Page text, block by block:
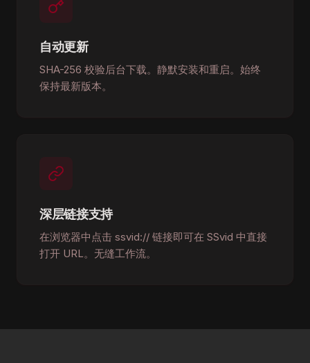
自动更新
SHA-256 校验后台下载。静默安装和重启。始终
保持最新版本。
深层链接支持
在浏览器中点击 ssvid:// 链接即可在 SSvid 中直接
打开 URL。无缝工作流。